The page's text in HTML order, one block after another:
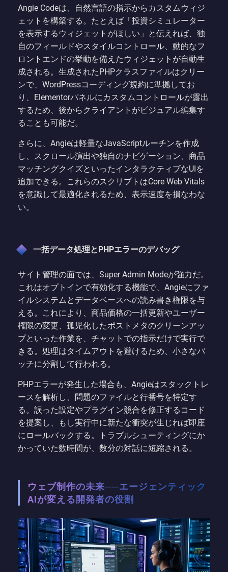
Angie Codeは、自然言語の指示からカスタムウィジ
ェットを構築する。たとえば「投資シミュレーター
を表示するウィジェットがほしい」と伝えれば、独
自のフィールドやスタイルコントロール、動的なフ
ロントエンドの挙動を備えたウィジェットが自動生
成される。生成されたPHPクラスファイルはクリー
ンで、WordPressコーディング規約に準拠してお
り、Elementorパネルにカスタムコントロールが露出
するため、後からクライアントがビジュアル編集す
ることも可能だ。
さらに、Angieは軽量なJavaScriptルーチンを作成
し、スクロール演出や独自のナビゲーション、商品
マッチングクイズといったインタラクティブなUIを
追加できる。これらのスクリプトはCore Web Vitals
を意識して最適化されるため、表示速度を損なわな
い。
一括データ処理とPHPエラーのデバッグ
サイト管理の面では、Super Admin Modeが強力だ。
これはオプトインで有効化する機能で、Angieにファ
イルシステムとデータベースへの読み書き権限を与
える。これにより、商品価格の一括更新やユーザー
権限の変更、孤児化したポストメタのクリーンアッ
プといった作業を、チャットでの指示だけで実行で
きる。処理はタイムアウトを避けるため、小さなバ
ッチに分割して行われる。
PHPエラーが発生した場合も、Angieはスタックトレ
ースを解析し、問題のファイルと行番号を特定す
る。誤った設定やプラグイン競合を修正するコード
を提案し、もし実行中に新たな衝突が生じれば即座
にロールバックする。トラブルシューティングにか
かっていた数時間が、数分の対話に短縮される。
ウェブ制作の未来──エージェンティック
AIが変える開発者の役割